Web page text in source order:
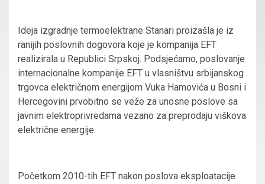
Ideja izgradnje termoelektrane Stanari proizašla je iz
ranijih poslovnih dogovora koje je kompanija EFT
realizirala u Republici Srpskoj. Podsjećamo, poslovanje
internacionalne kompanije EFT u vlasništvu srbijanskog
trgovca električnom energijom Vuka Hamovića u Bosni i
Hercegovini prvobitno se veže za unosne poslove sa
javnim elektroprivredama vezano za preprodaju viškova
električne energije.
Početkom 2010-tih EFT nakon poslova eksploatacije